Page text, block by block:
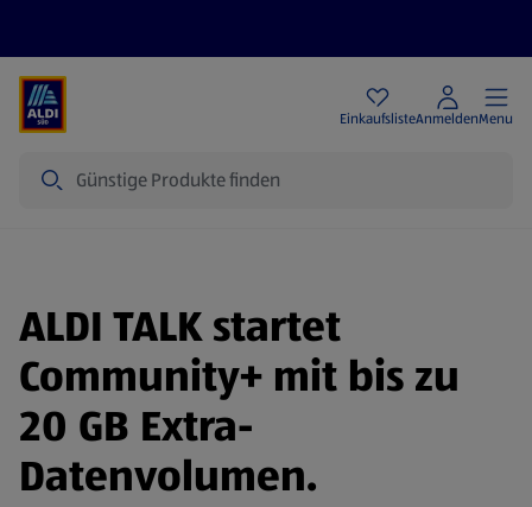
EinkaufslisteAnmeldenMenu
ALDI TALK startet
Community+ mit bis zu
20 GB Extra-
Datenvolumen.